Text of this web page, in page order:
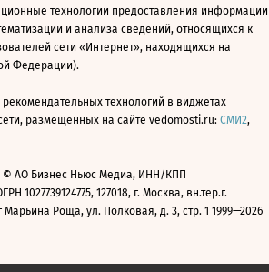
технологии предоставления информации
и анализа сведений, относящихся к
сети «Интернет», находящихся на
Федерации).
технологий в виджетах
размещенных на сайте vedomosti.ru: СМИ2,
АО Бизнес Ньюс Медиа, ИНН/КПП
1027739124775, 127018, г. Москва, вн.тер.г.
Роща, ул. Полковая, д. 3, стр. 1 1999—2026